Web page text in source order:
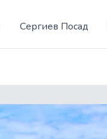
Сергиев Посад